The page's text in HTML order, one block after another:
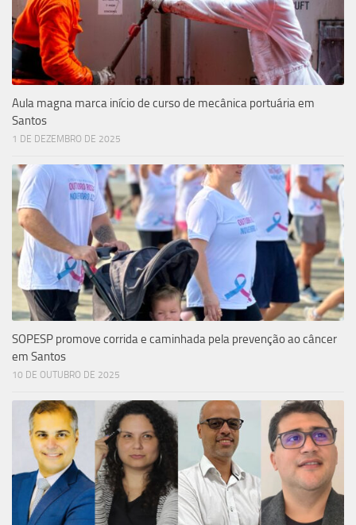
Aula magna marca início de curso de mecânica portuária em
Santos
1 DE DEZEMBRO DE 2025
SOPESP promove corrida e caminhada pela prevenção ao câncer
em Santos
10 DE OUTUBRO DE 2025